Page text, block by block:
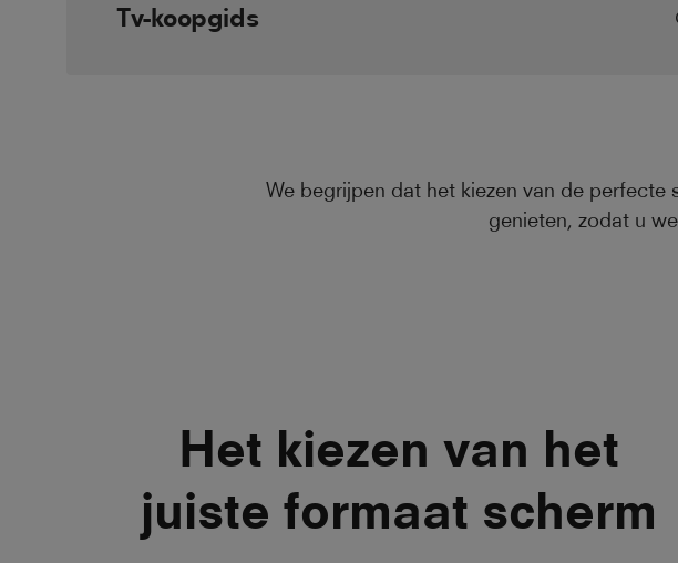
Tv-koopgids
We begrijpen dat het kiezen van de
genieten, zodat u
Het kiezen van het
juiste formaat scherm